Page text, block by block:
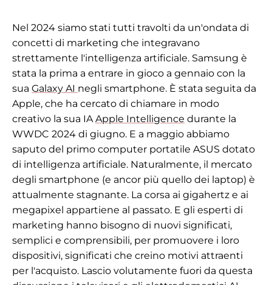
Nel 2024 siamo stati tutti travolti da un'ondata di
concetti di marketing che integravano
strettamente l'intelligenza artificiale. Samsung è
stata la prima a entrare in gioco a gennaio con la
sua Galaxy AI negli smartphone. È stata seguita da
Apple, che ha cercato di chiamare in modo
creativo la sua IAApple Intelligence durante la
WWDC 2024 di giugno. E a maggio abbiamo
saputo del primo computer portatile ASUS dotato
di intelligenza artificiale. Naturalmente, il mercato
degli smartphone (e ancor più quello dei laptop) è
attualmente stagnante. La corsa ai gigahertz e ai
megapixel appartiene al passato. E gli esperti di
marketing hanno bisogno di nuovi significati,
semplici e comprensibili, per promuovere i loro
dispositivi, significati che creino motivi attraenti
per l'acquisto. Lascio volutamente fuori da questa